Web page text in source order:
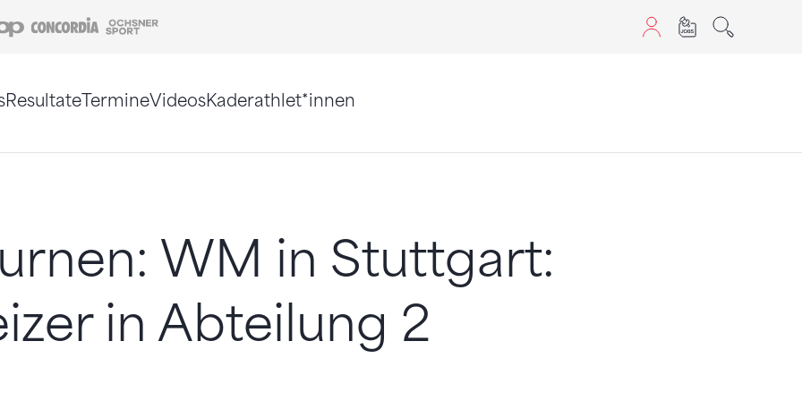
Coop Concordia
ResultateTermineVideosKaderathlet*innen
WM in Stuttgart:
in Abteilung 2